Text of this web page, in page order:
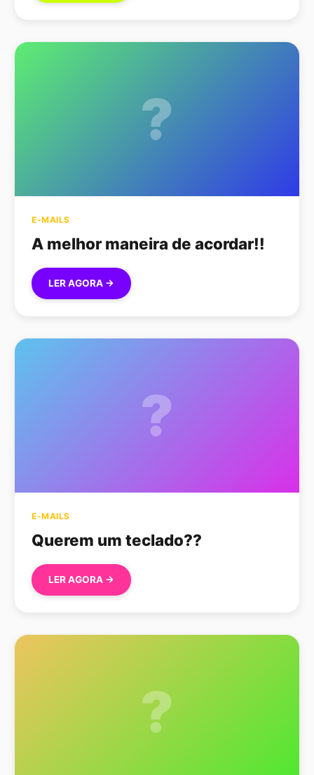
?
E-MAILS
A melhor maneira de acordar!!
LER AGORA →
?
E-MAILS
Querem um teclado??
LER AGORA →
?